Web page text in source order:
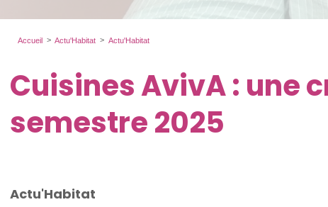
Accueil Actu'Habitat Actu'Habitat
Cuisines AvivA : une
semestre 2025
Actu'Habitat